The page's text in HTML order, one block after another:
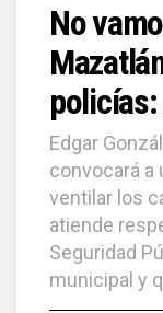
No
Edgar
convocará a
ventilar los
atiende
Seguridad
municipal y